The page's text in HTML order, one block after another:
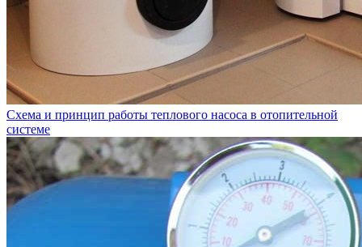
Схема и принцип работы теплового насоса в отопительной
системе